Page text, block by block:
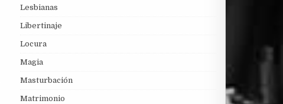
Lesbianas
Libertinaje
Locura
Magia
Masturbación
Matrimonio